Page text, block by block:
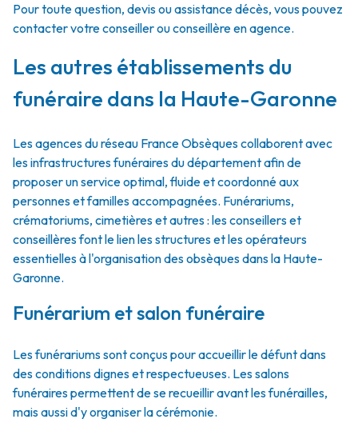
Pour toute question, devis ou assistance décès, vous pouvez
contacter votre conseiller ou conseillère en agence.
Les autres établissements du
funéraire dans la Haute-Garonne
Les agences du réseau France Obsèques collaborent avec
les infrastructures funéraires du département afin de
proposer un service optimal, fluide et coordonné aux
personnes et familles accompagnées. Funérariums,
crématoriums, cimetières et autres : les conseillers et
conseillères font le lien les structures et les opérateurs
essentielles à l'organisation des obsèques dans la Haute-
Garonne.
Funérarium et salon funéraire
Les funérariums sont conçus pour accueillir le défunt dans
des conditions dignes et respectueuses. Les salons
funéraires permettent de se recueillir avant les funérailles,
mais aussi d'y organiser la cérémonie.